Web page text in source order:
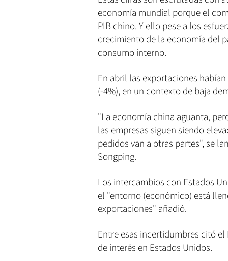
economía mundial porque el
PIB chino. Y ello pese a los
crecimiento de la economía del
consumo interno.
En abril las exportaciones
(-4%), en un contexto de baja
"La economía china aguanta,
las empresas siguen siendo
pedidos van a otras partes", se
Songping.
Los intercambios con Estados
el "entorno (económico) está
exportaciones" añadió.
Entre esas incertidumbres citó
de interés en Estados Unidos.